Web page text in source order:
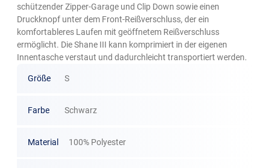
schützender Zipper-Garage und Clip Down sowie einen
Druckknopf unter dem Front-Reißverschluss, der ein
komfortableres Laufen mit geöffnetem Reißverschluss
ermöglicht. Die Shane III kann komprimiert in der eigenen
Innentasche verstaut und dadurchleicht transportiert werden.
Größe S
Farbe Schwarz
Material 100% Polyester